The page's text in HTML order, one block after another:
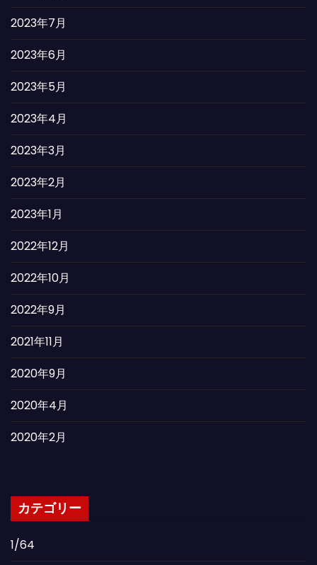
2023年7月
2023年6月
2023年5月
2023年4月
2023年3月
2023年2月
2023年1月
2022年12月
2022年10月
2022年9月
2021年11月
2020年9月
2020年4月
2020年2月
カテゴリー
1/64